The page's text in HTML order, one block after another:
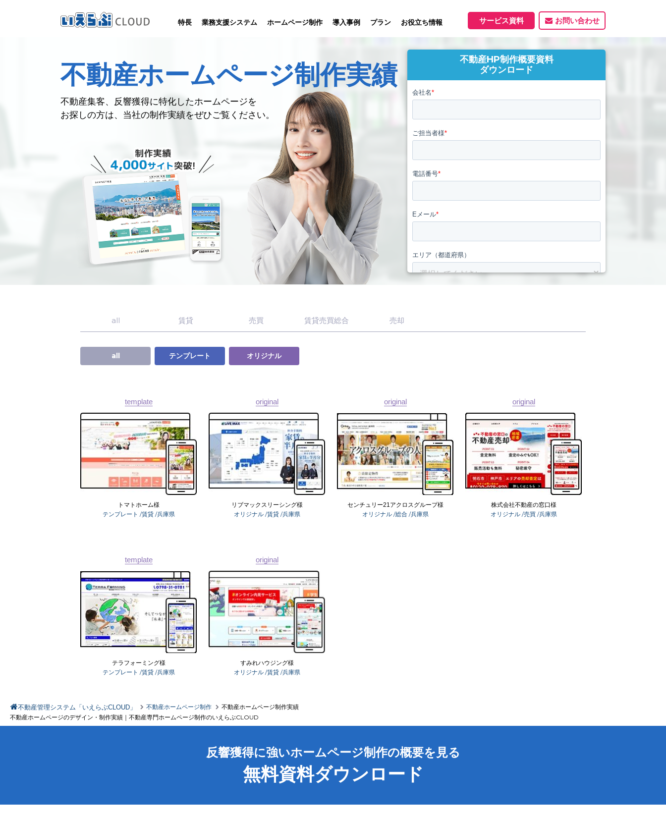
特長 業務支援システム
SYSTEM
いえらぶCLOUDは不動産業務を
幅広く支援しています。
賃貸仲介
業務向け機能
売買仲介
業務向け機能 業務向け機能
サービス一覧
ホームページ制作
HOMEPAGE
いえらぶは集客用ホームページを
不動産業に特化して制作しています。
ホームページ
制作について
プラン紹介･
ホームページ
導入事例
PERFORMANCE
いえらぶCLOUDを実際にご利用の
お客様の声と制作実績のご紹介です。
ユーザーインタビュー ホームページ制作実績
プラン お役立ち情報
INFORMATION
いえらぶCLOUDや不動産業界に関する
ニュース･ノウハウをお伝えします。
ニュース一覧 お役立ちブログ 資料ダウンロード
サービス資料 お問い合わせ
不動産ホームページ制作実績
不動産集客、反響獲得に特化したホームページを
お探しの方は、 当社の制作実績をぜひご覧ください。
不動産HP制作概要資料
ダウンロード
all 賃貸 売買 賃貸売買総合 売却
all テンプレート オリジナル
template
トマトホーム様
テンプレート /賃貸 /兵庫県
original
リブマックスリーシング様
オリジナル /賃貸 /兵庫県
original
センチュリー21アクロスグループ様
オリジナル /総合 /兵庫県
original
株式会社不動産の窓口様
オリジナル /売買 /兵庫県
template
テラフォーミング様
テンプレート /賃貸 /兵庫県
original
すみれハウジング様
オリジナル /賃貸 /兵庫県
不動産管理システム「いえらぶCLOUD」 不動産ホームページ制作 不動産ホームページ制作実績
不動産ホームページのデザイン・制作実績｜不動産専門ホームページ制作のいえらぶCLOUD
反響獲得に強いホームページ制作の概要を見る
無料資料ダウンロード